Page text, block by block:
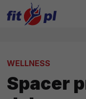
WELLNESS
Spacer